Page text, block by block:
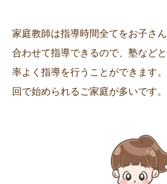
家庭教師は指導時間全てをお子さ
合わせて指導できるので、塾など
率よく指導を行うことができます
回で始められるご家庭が多いです。